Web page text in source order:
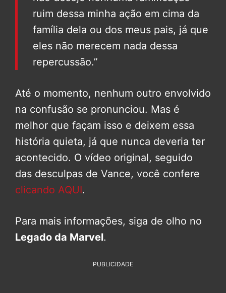
ruim dessa minha ação em cima da
família dela ou dos meus pais, já que
eles não merecem nada dessa
repercussão.”
Até o momento, nenhum outro envolvido
na confusão se pronunciou. Mas é
melhor que façam isso e deixem essa
história quieta, já que nunca deveria ter
acontecido. O vídeo original, seguido
das desculpas de Vance, você confere
clicando AQUI.
Para mais informações, siga de olho no
Legado da Marvel.
PUBLICIDADE